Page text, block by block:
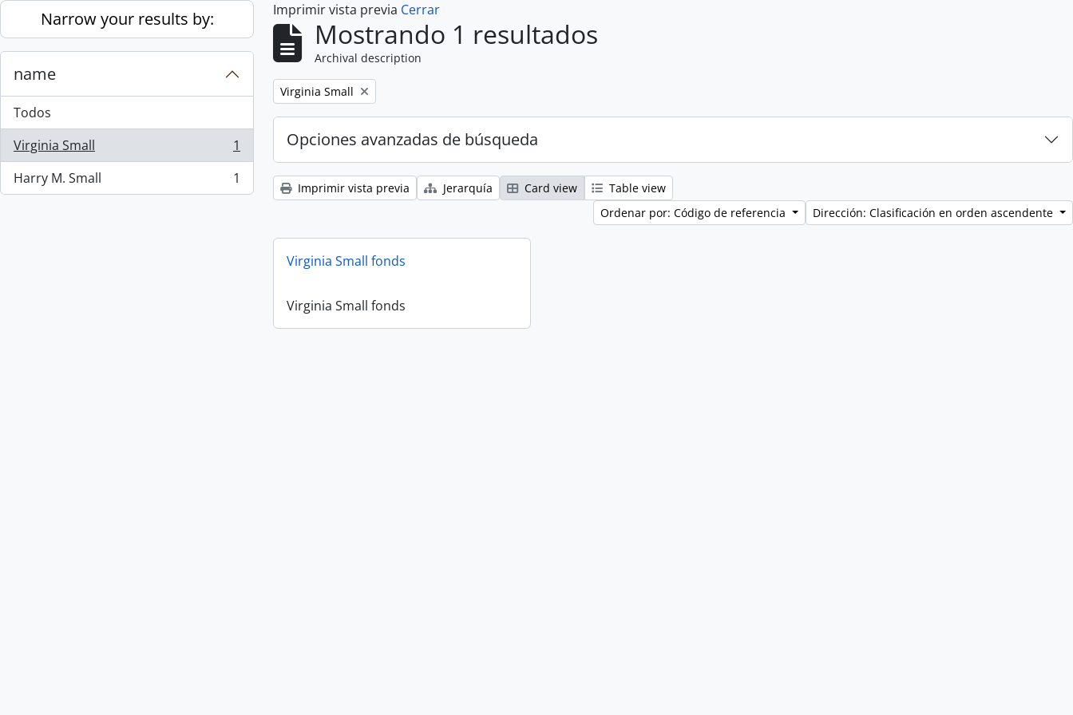
Skip to main content
Narrow your results by:
name
Todos
Virginia Small
, 1 resultados
1
Harry M. Small
, 1 resultados 1
Imprimir vista previa Cerrar
Mostrando 1 resultados
Archival description
Remove filter:
Virginia Small
Opciones avanzadas de búsqueda
Imprimir vista previa Jerarquía Card view
Table view
Ordenar por: Código de referencia
Dirección: Clasificación en orden ascendente
Virginia Small fonds
Virginia Small fonds